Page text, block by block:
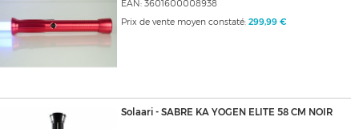
EAN: 3601600008938
Prix de vente moyen constaté: 299,99 €
Solaari - SABRE KA YOGEN ELITE 58 CM NOIR